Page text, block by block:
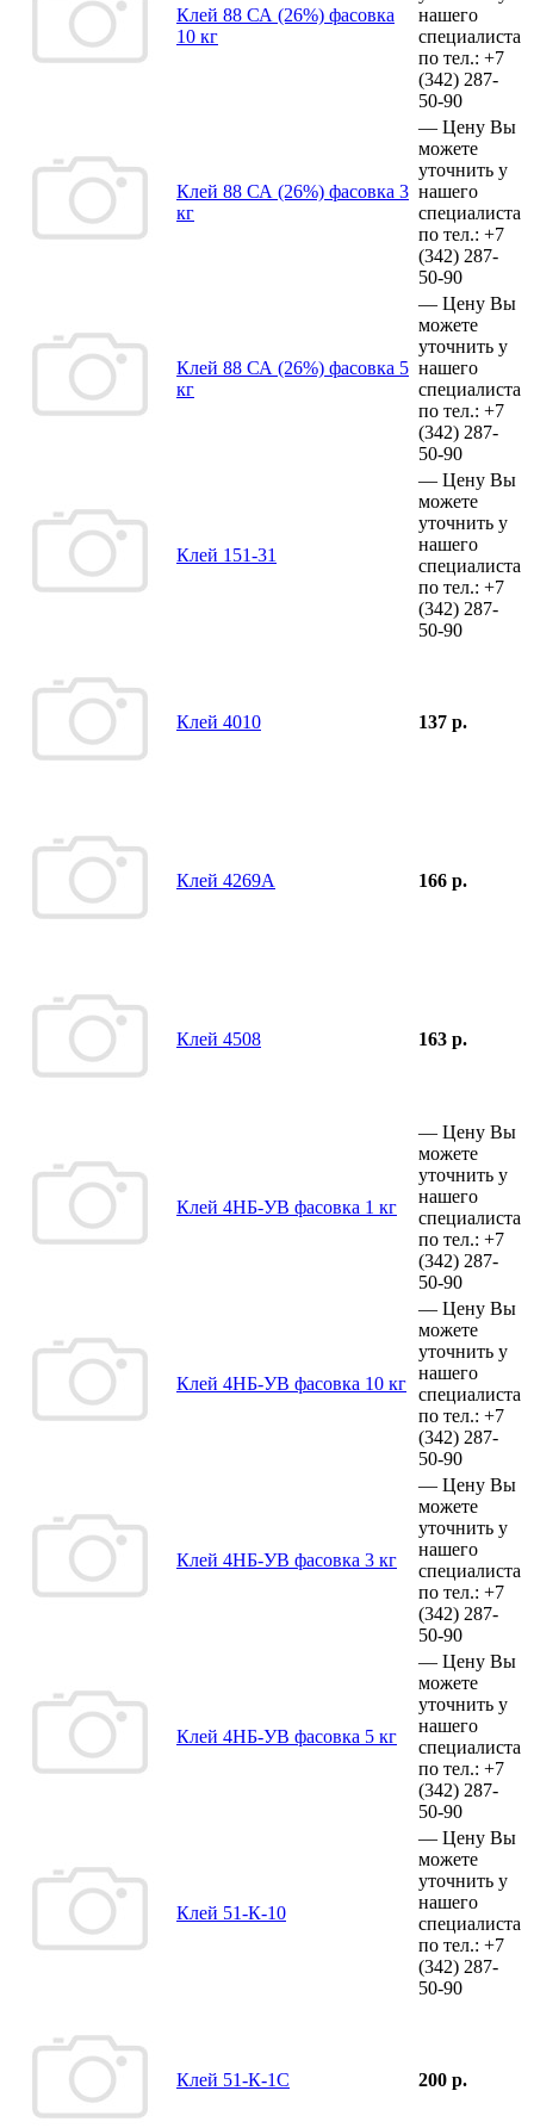
Клей 88 СА (26%) фасовка
10 кг
нашего
специалиста
по тел.: +7
(342) 287-
50-90
Клей 88 СА (26%) фасовка 3
кг
— Цену Вы
можете
уточнить у
нашего
специалиста
по тел.: +7
(342) 287-
50-90
Клей 88 СА (26%) фасовка 5
кг
— Цену Вы
можете
уточнить у
нашего
специалиста
по тел.: +7
(342) 287-
50-90
Клей 151-31
— Цену Вы
можете
уточнить у
нашего
специалиста
по тел.: +7
(342) 287-
50-90
Клей 4010 137 р.
Клей 4269А 166 р.
Клей 4508 163 р.
Клей 4НБ-УВ фасовка 1 кг
— Цену Вы
можете
уточнить у
нашего
специалиста
по тел.: +7
(342) 287-
50-90
Клей 4НБ-УВ фасовка 10 кг
— Цену Вы
можете
уточнить у
нашего
специалиста
по тел.: +7
(342) 287-
50-90
Клей 4НБ-УВ фасовка 3 кг
— Цену Вы
можете
уточнить у
нашего
специалиста
по тел.: +7
(342) 287-
50-90
Клей 4НБ-УВ фасовка 5 кг
— Цену Вы
можете
уточнить у
нашего
специалиста
по тел.: +7
(342) 287-
50-90
Клей 51-К-10
— Цену Вы
можете
уточнить у
нашего
специалиста
по тел.: +7
(342) 287-
50-90
Клей 51-К-1С 200 р.